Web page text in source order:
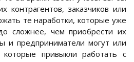
заказчиков или
те наработки, которые уже
сложнее, чем приобрести их
и предприниматели могут или
которые привыкли работать с